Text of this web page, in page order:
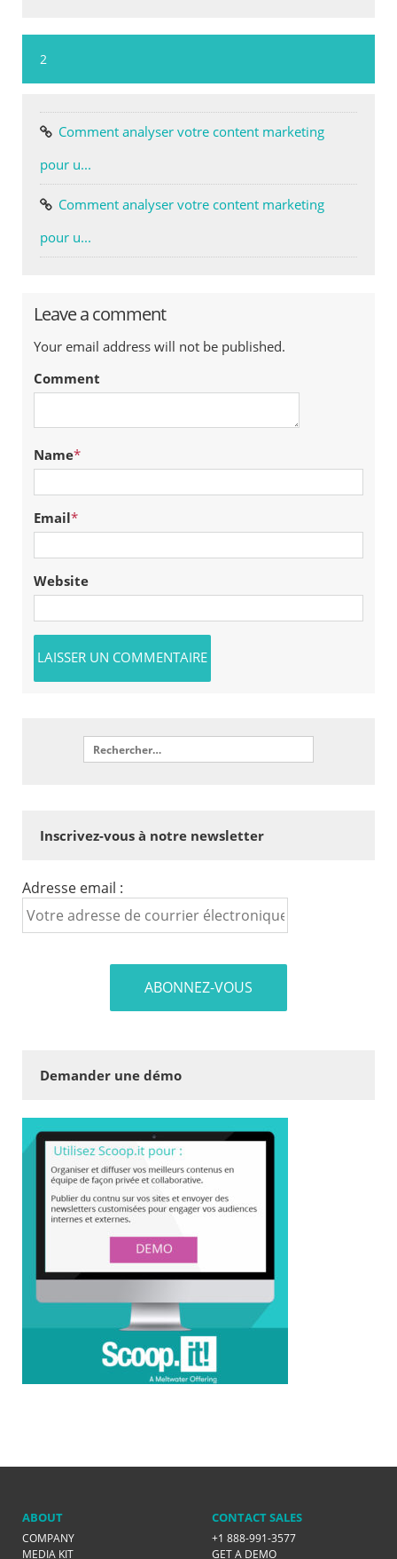
2
Comment analyser votre content marketing
pour u...
Comment analyser votre content marketing
pour u...
Leave a comment
Your email address will not be published.
Comment
Name*
Email*
Website
Inscrivez-vous à notre newsletter
Adresse email :
Demander une démo
ABOUT
COMPANY
MEDIA KIT
CONTACT SALES
+1 888-991-3577
GET A DEMO